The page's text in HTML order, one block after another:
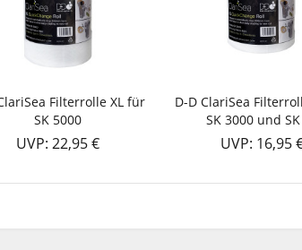
Filterrolle XL für
SK 5000
UVP: 22,95 €
D-D ClariSea
SK 3000 und
UVP: 16,95